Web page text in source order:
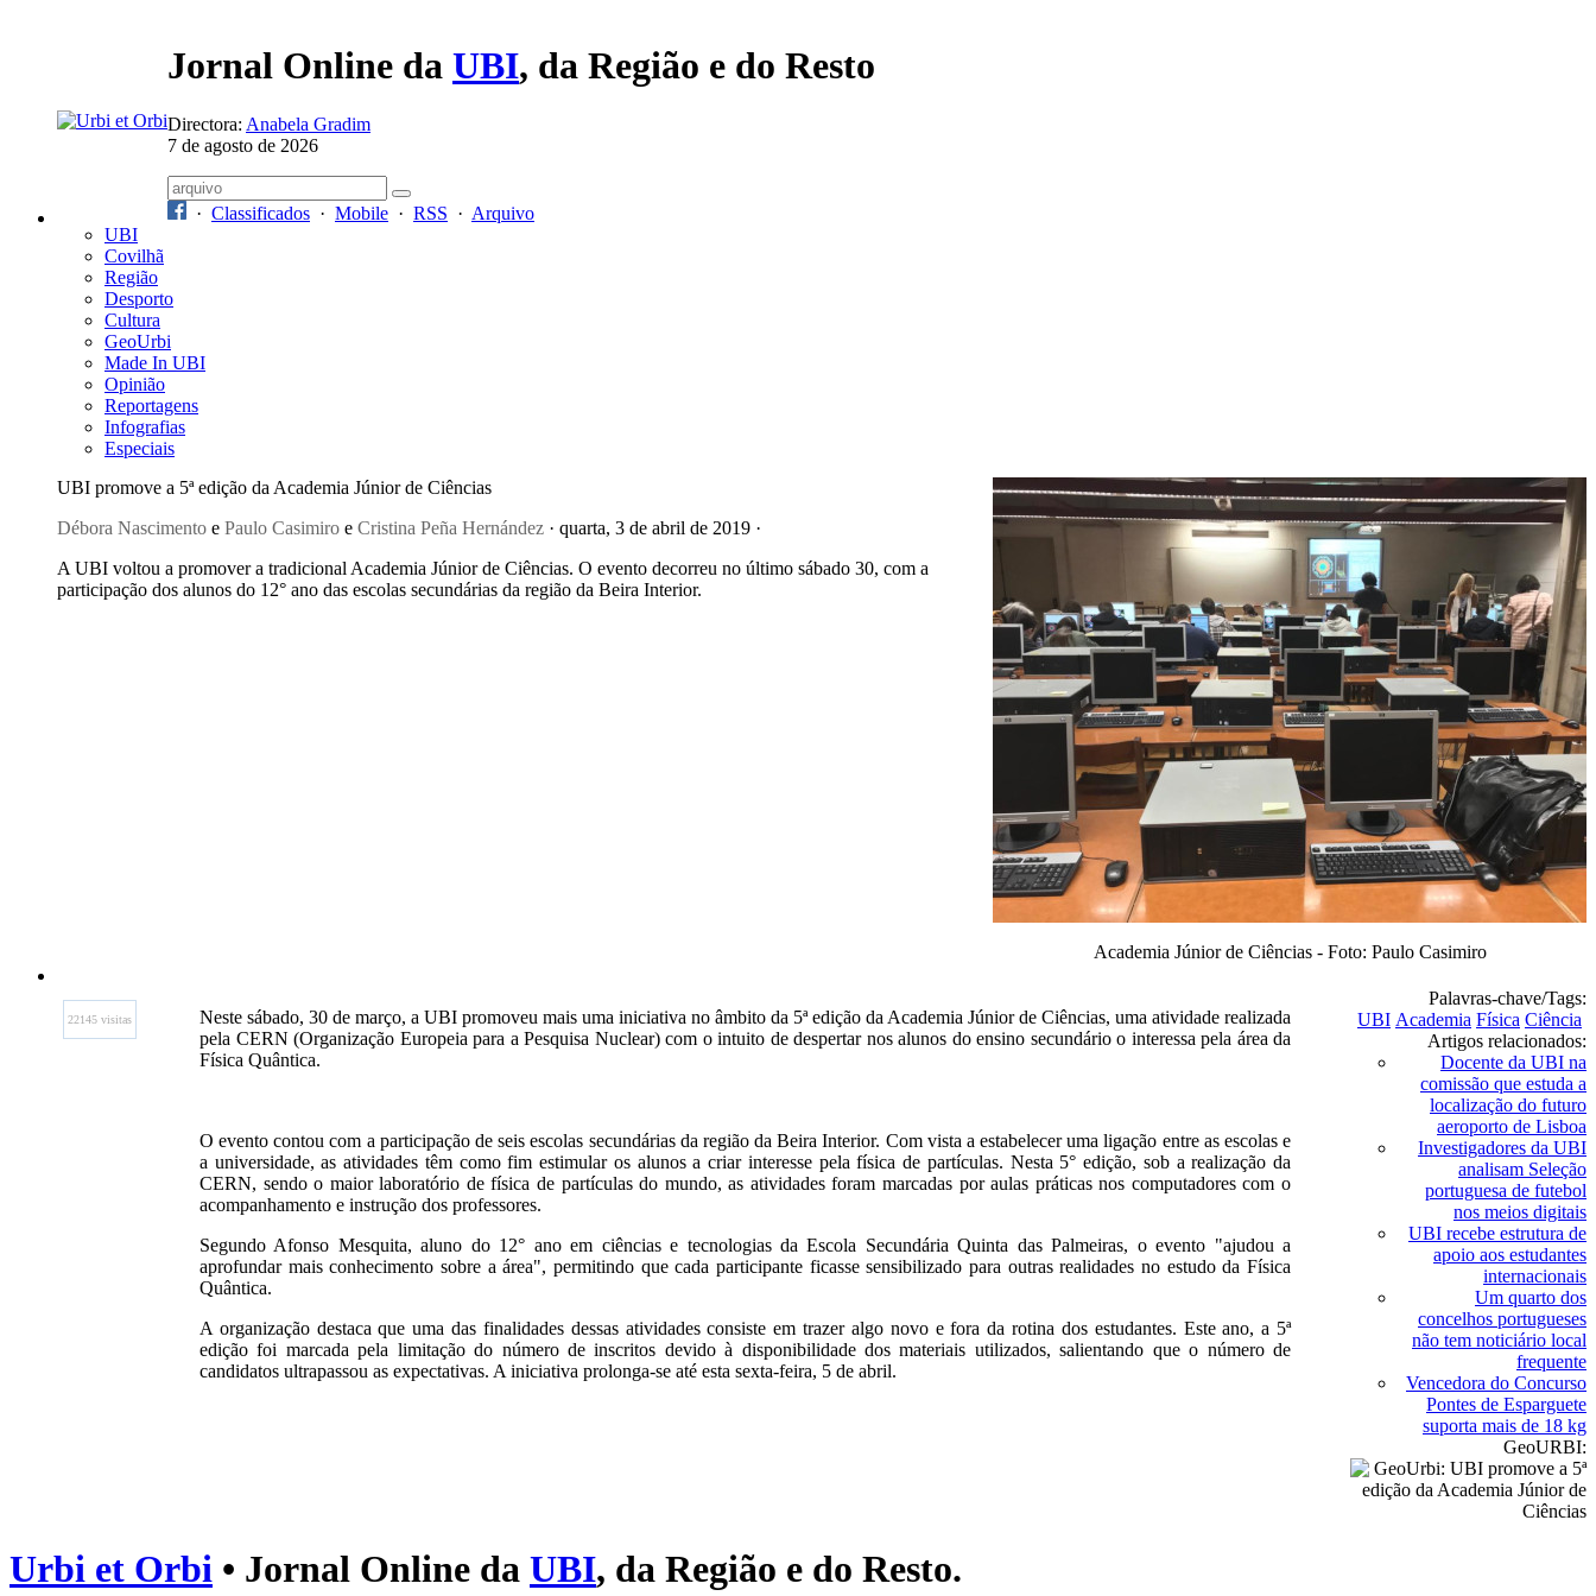
Jornal Online da UBI, da Região e do Resto
Directora: Anabela Gradim
7 de agosto de 2026
· Classificados · Mobile · RSS · Arquivo
UBI
Covilhã
Região
Desporto
Cultura
GeoUrbi
Made In UBI
Opinião
Reportagens
Infografias
Especiais
UBI promove a 5ª edição da Academia Júnior de Ciências
Débora Nascimento e Paulo Casimiro e Cristina Peña Hernández · quarta, 3 de abril de 2019 ·
A UBI voltou a promover a tradicional Academia Júnior de Ciências. O evento decorreu no último sábado 30, com a
participação dos alunos do 12° ano das escolas secundárias da região da Beira Interior.
Academia Júnior de Ciências - Foto: Paulo Casimiro
22145 visitas
Neste sábado, 30 de março, a UBI promoveu mais uma iniciativa no âmbito da 5ª edição da Academia Júnior de Ciências, uma atividade realizada
pela CERN (Organização Europeia para a Pesquisa Nuclear) com o intuito de despertar nos alunos do ensino secundário o interessa pela área da
Física Quântica.
O evento contou com a participação de seis escolas secundárias da região da Beira Interior. Com vista a estabelecer uma ligação entre as escolas e
a universidade, as atividades têm como fim estimular os alunos a criar interesse pela física de partículas. Nesta 5° edição, sob a realização da
CERN, sendo o maior laboratório de física de partículas do mundo, as atividades foram marcadas por aulas práticas nos computadores com o
acompanhamento e instrução dos professores.
Segundo Afonso Mesquita, aluno do 12° ano em ciências e tecnologias da Escola Secundária Quinta das Palmeiras, o evento "ajudou a
aprofundar mais conhecimento sobre a área", permitindo que cada participante ficasse sensibilizado para outras realidades no estudo da Física
Quântica.
A organização destaca que uma das finalidades dessas atividades consiste em trazer algo novo e fora da rotina dos estudantes. Este ano, a 5ª
edição foi marcada pela limitação do número de inscritos devido à disponibilidade dos materiais utilizados, salientando que o número de
candidatos ultrapassou as expectativas. A iniciativa prolonga-se até esta sexta-feira, 5 de abril.
Palavras-chave/Tags:
UBI Academia Física Ciência
Artigos relacionados:
Docente da UBI na
comissão que estuda a
localização do futuro
aeroporto de Lisboa
Investigadores da UBI
analisam Seleção
portuguesa de futebol
nos meios digitais
UBI recebe estrutura de
apoio aos estudantes
internacionais
Um quarto dos
concelhos portugueses
não tem noticiário local
frequente
Vencedora do Concurso
Pontes de Esparguete
suporta mais de 18 kg
GeoURBI:
Urbi et Orbi • Jornal Online da UBI, da Região e do Resto.